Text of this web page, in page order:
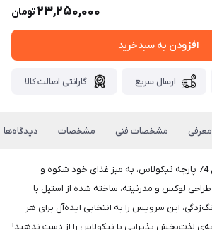
23,250,000تومان
افزودن به سبدخرید
ارسال سریع گارانتی اصالت کالا
معرفی مشخصات فنی مشخصات دیدگاه‌ها
با سرویس قاشق و چنگال 74 پارچه نیکولاس، به میز غذای خود شکوه و
لوکس و مدرنیته، ساخته شده از استیل با
این سرویس را به انتخابی ایده‌آل برای هر
لذت‌بخش پذیرایی با نیکولاس را از دست ندهید!